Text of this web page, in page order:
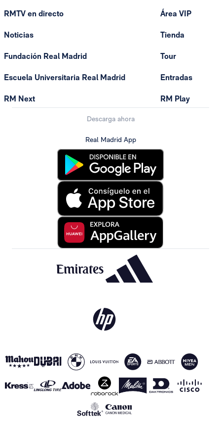
RMTV en directo
Noticias
Fundación Real Madrid
Escuela Universitaria Real Madrid
RM Next
Área VIP
Tienda
Tour
Entradas
RM Play
Descarga ahora
Real Madrid App